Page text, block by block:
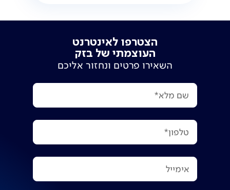
הצטרפו לאינטרנט
העוצמתי של בזק
השאירו פרטים ונחזור אליכם
שם מלא*
טלפון*
אימייל